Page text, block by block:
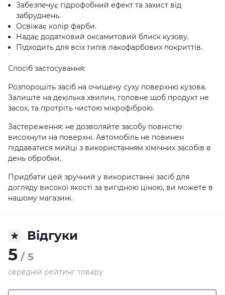
Забезпечує гідрофобний ефект та захист від
забруднень.
Освіжає колір фарби.
Надає додатковий оксамитовий блиск кузову.
Підходить для всіх типів лакофарбових покриттів.
Спосіб застосування:
Розпорошіть засіб на очищену суху поверхню кузова.
Залиште на декілька хвилин, головне щоб продукт не
засох, та протріть чистою мікрофіброю.
Застереження: не дозволяйте засобу повністю
висохнути на поверхні. Автомобіль не повинен
піддаватися мийці з використанням хімічних засобів в
день обробки.
Придбати цей зручний у використанні засіб для
догляду високої якості за вигідною ціною, ви можете в
нашому магазині.
Відгуки
5 / 5
середній рейтинг товару